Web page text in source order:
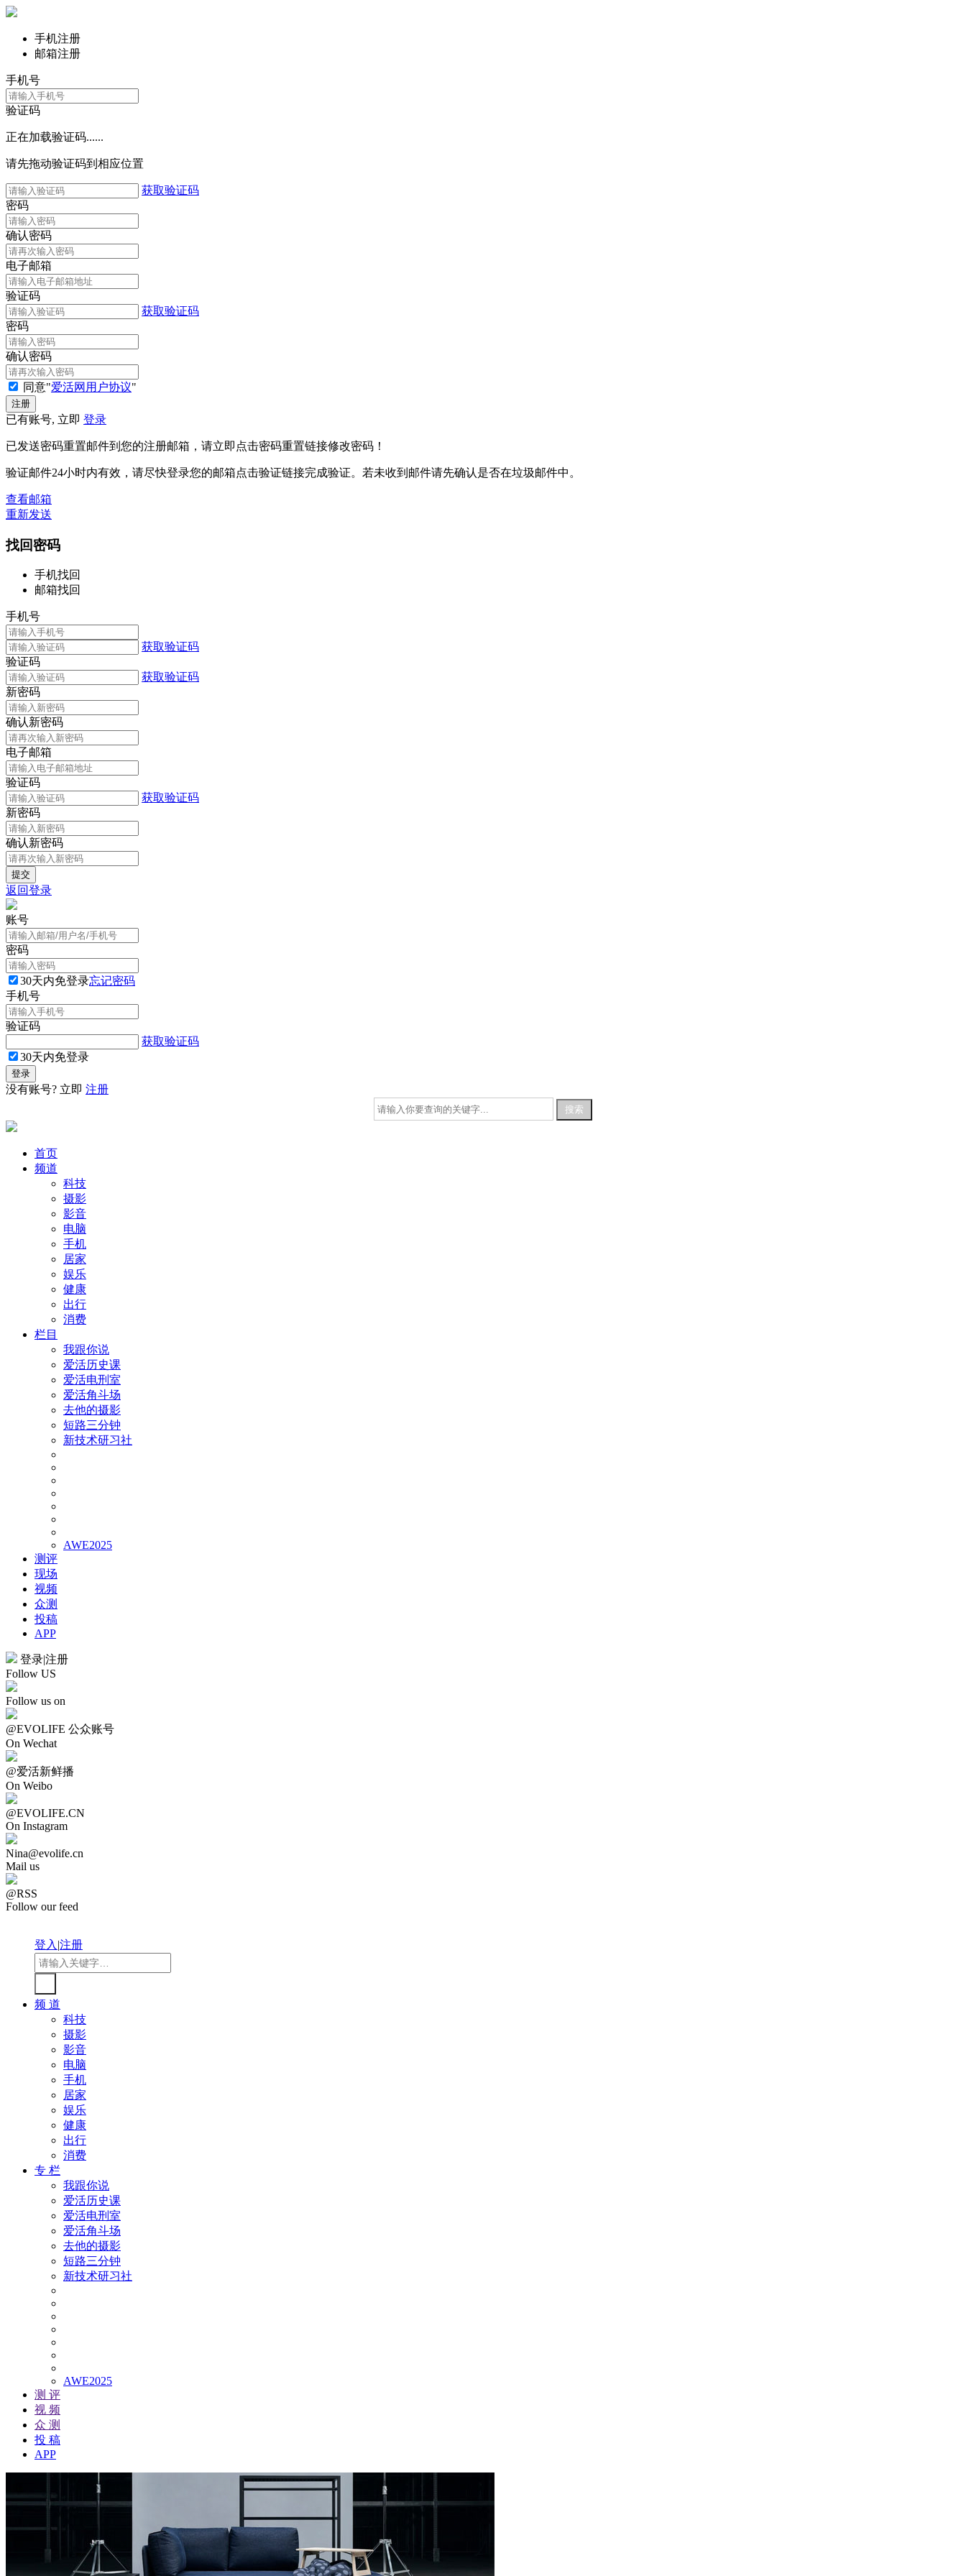
手机注册
邮箱注册
手机号
验证码
正在加载验证码......
请先拖动验证码到相应位置
获取验证码
密码
确认密码
电子邮箱
验证码
获取验证码
密码
确认密码
同意"爱活网用户协议"
已有账号, 立即 登录
已发送密码重置邮件到您的注册邮箱，请立即点击密码重置链接修改密码！
验证邮件24小时内有效，请尽快登录您的邮箱点击验证链接完成验证。若未收到邮件请先确认是否在垃圾邮件中。
查看邮箱
重新发送
找回密码
手机找回
邮箱找回
手机号
获取验证码
验证码
获取验证码
新密码
确认新密码
电子邮箱
验证码
获取验证码
新密码
确认新密码
返回登录
账号
密码
30天内免登录忘记密码
手机号
验证码
获取验证码
30天内免登录
没有账号? 立即 注册
首页
频道
科技
摄影
影音
电脑
手机
居家
娱乐
健康
出行
消费
栏目
我跟你说
爱活历史课
爱活电刑室
爱活角斗场
去他的摄影
短路三分钟
新技术研习社
AWE2025
测评
现场
视频
众测
投稿
APP
登录|注册
Follow US
Follow us on
@EVOLIFE 公众账号
On Wechat
@爱活新鲜播
On Weibo
@EVOLIFE.CN
On Instagram
Nina@evolife.cn
Mail us
@RSS
Follow our feed
登入|注册
频 道
科技
摄影
影音
电脑
手机
居家
娱乐
健康
出行
消费
专 栏
我跟你说
爱活历史课
爱活电刑室
爱活角斗场
去他的摄影
短路三分钟
新技术研习社
AWE2025
测 评
视 频
众 测
投 稿
APP